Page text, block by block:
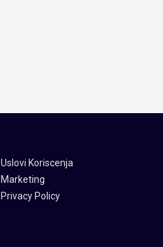
Uslovi Koriscenja
Marketing
Privacy Policy